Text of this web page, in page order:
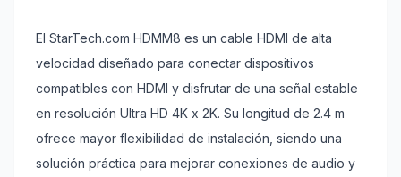
El StarTech.com HDMM8 es un cable HDMI de alta
velocidad diseñado para conectar dispositivos
compatibles con HDMI y disfrutar de una señal estable
en resolución Ultra HD 4K x 2K. Su longitud de 2.4 m
ofrece mayor flexibilidad de instalación, siendo una
solución práctica para mejorar conexiones de audio y